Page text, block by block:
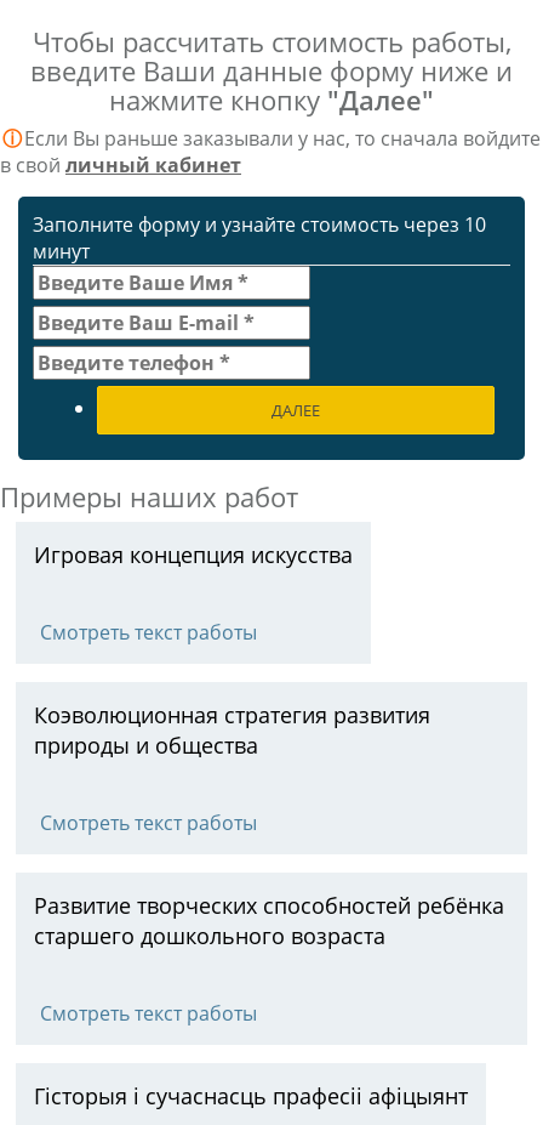
Чтобы рассчитать стоимость работы,
введите Ваши данные форму ниже и
нажмите кнопку "Далее"
ⓘЕсли Вы раньше заказывали у нас, то сначала войдите
в свой личный кабинет
Заполните форму и узнайте стоимость через 10
минут
ДАЛЕЕ
Примеры наших работ
Игровая концепция искусства
Смотреть текст работы
Коэволюционная стратегия развития
природы и общества
Смотреть текст работы
Развитие творческих способностей ребёнка
старшего дошкольного возраста
Смотреть текст работы
Гісторыя і сучаснасць прафесіі афіцыянт